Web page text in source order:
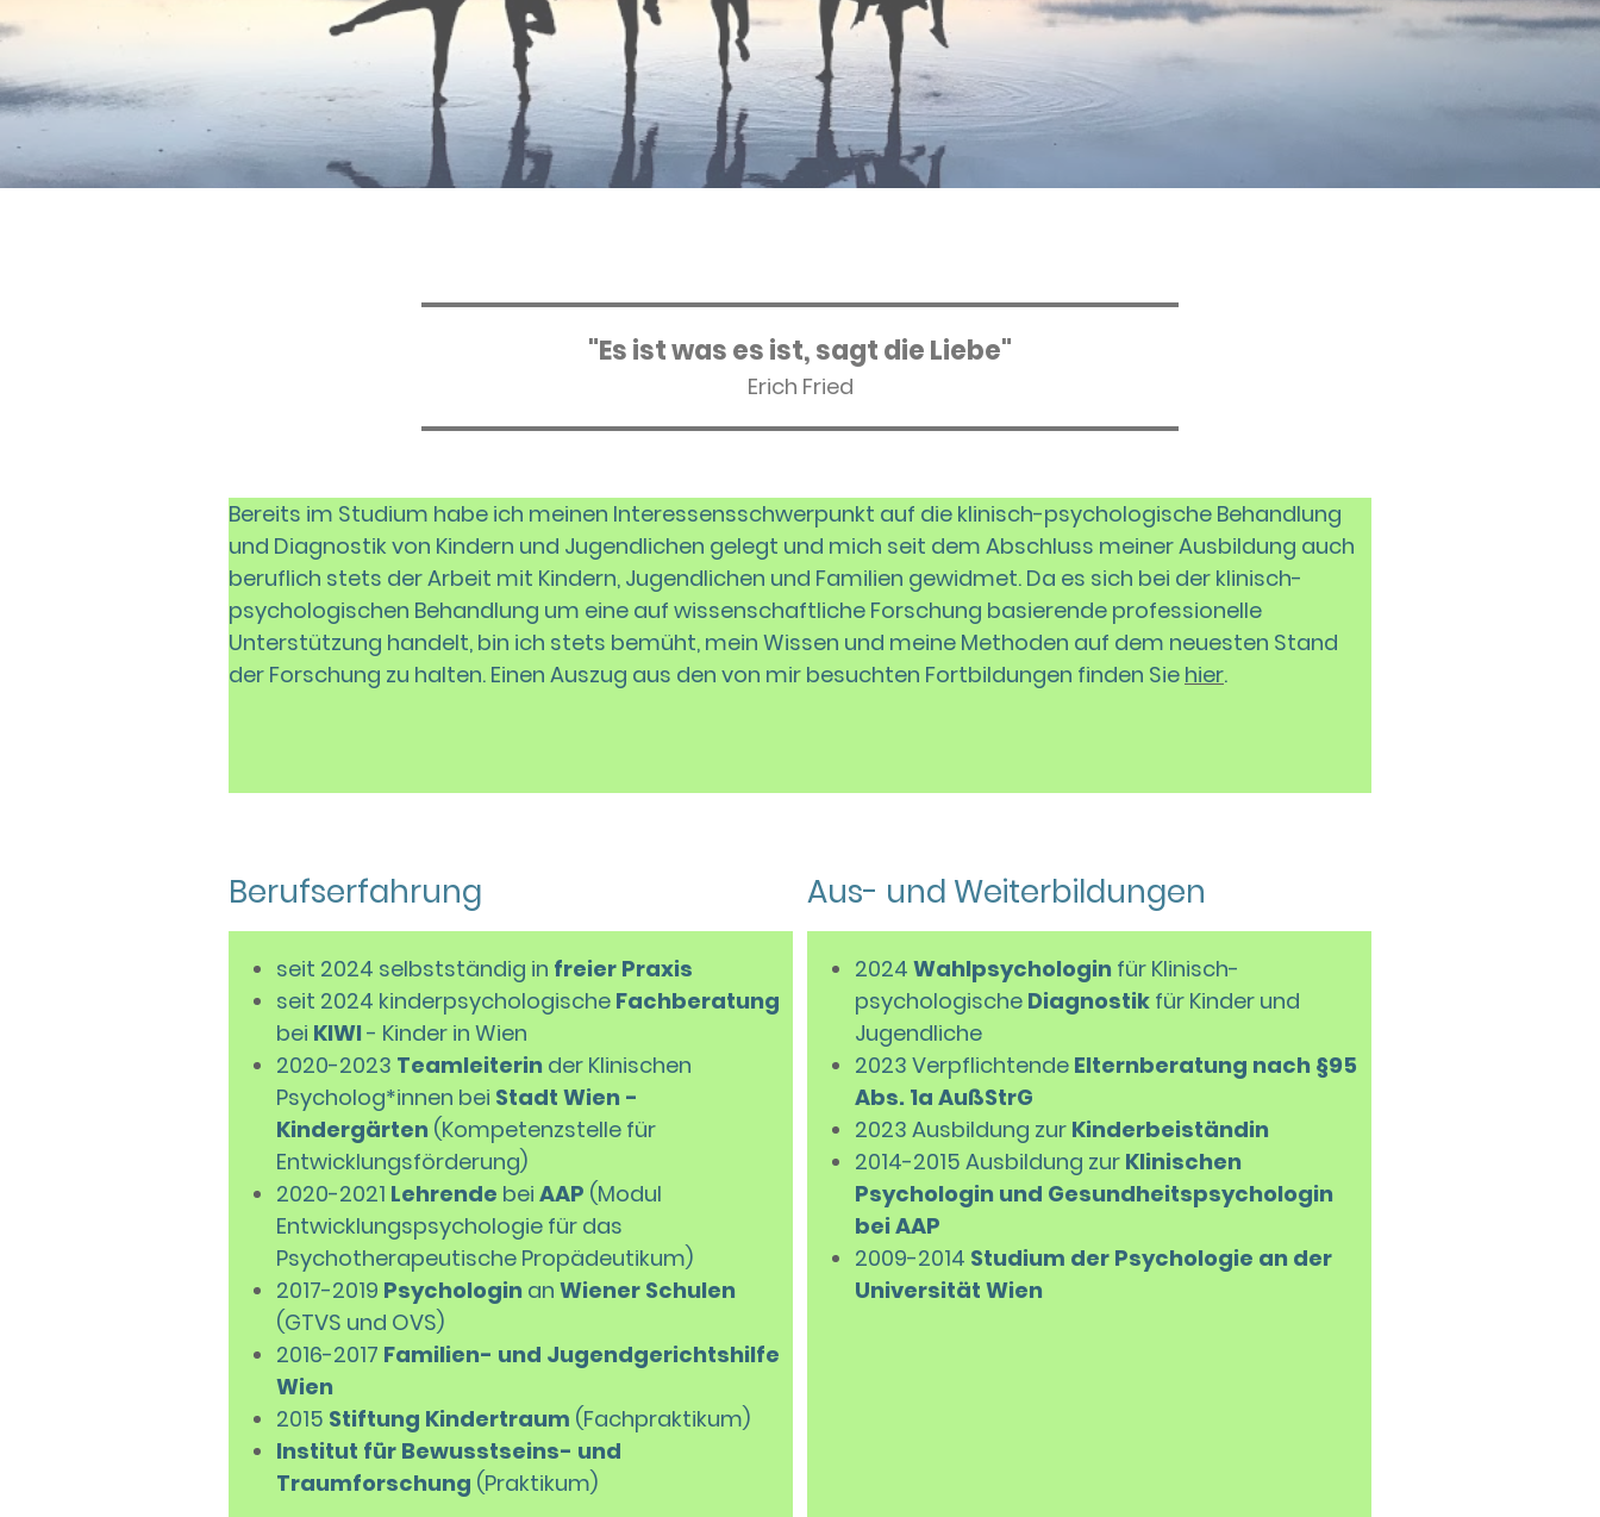
"Es ist was es ist, sagt die Liebe"
Erich Fried
Bereits im Studium habe ich meinen Interessensschwerpunkt auf die klinisch-psychologische Behandlung
und Diagnostik von Kindern und Jugendlichen gelegt und mich seit dem Abschluss meiner Ausbildung auch
beruflich stets der Arbeit mit Kindern, Jugendlichen und Familien gewidmet. Da es sich bei der klinisch-
psychologischen Behandlung um eine auf wissenschaftliche Forschung basierende professionelle
Unterstützung handelt, bin ich stets bemüht, mein Wissen und meine Methoden auf dem neuesten Stand
der Forschung zu halten. Einen Auszug aus den von mir besuchten Fortbildungen finden Sie hier.
Berufserfahrung
seit 2024 selbstständig in freier Praxis
seit 2024 kinderpsychologische Fachberatung
bei KIWI - Kinder in Wien
2020-2023 Teamleiterin der Klinischen
Psycholog*innen bei Stadt Wien -
Kindergärten (Kompetenzstelle für
Entwicklungsförderung)
2020-2021 Lehrende bei AAP (Modul
Entwicklungspsychologie für das
Psychotherapeutische Propädeutikum)
2017-2019 Psychologin an Wiener Schulen
(GTVS und OVS)
2016-2017 Familien- und Jugendgerichtshilfe
Wien
2015 Stiftung Kindertraum (Fachpraktikum)
Institut für Bewusstseins- und
Traumforschung (Praktikum)
Aus- und Weiterbildungen
2024 Wahlpsychologin für Klinisch-
psychologische Diagnostik für Kinder und
Jugendliche
2023 Verpflichtende Elternberatung nach §95
Abs. 1a AußStrG
2023 Ausbildung zur Kinderbeiständin
2014-2015 Ausbildung zur Klinischen
Psychologin und Gesundheitspsychologin
bei AAP
2009-2014 Studium der Psychologie an der
Universität Wien